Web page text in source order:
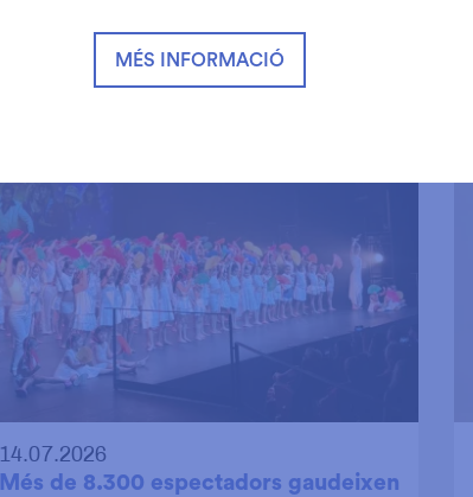
14.07.2026
Més de 8.300 espectadors gaudeixen
MÉS INFORMACIÓ